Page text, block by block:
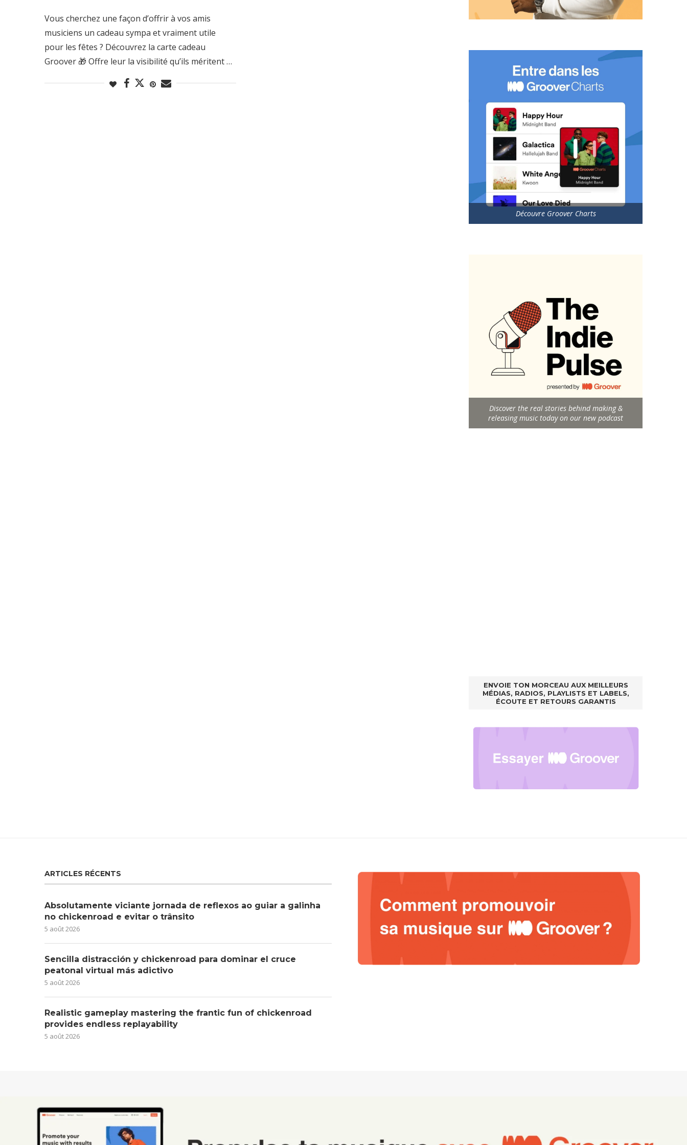
Vous cherchez une façon d’offrir à vos amis
musiciens un cadeau sympa et vraiment utile
pour les fêtes ? Découvrez la carte cadeau
Groover 🎁 Offre leur la visibilité qu’ils méritent …
Découvre Groover Charts
Discover the real stories behind making &
releasing music today on our new podcast
ENVOIE TON MORCEAU AUX MEILLEURS
MÉDIAS, RADIOS, PLAYLISTS ET LABELS,
ÉCOUTE ET RETOURS GARANTIS
ARTICLES RÉCENTS
Absolutamente viciante jornada de reflexos ao guiar a galinha
no chickenroad e evitar o trânsito
5 août 2026
Sencilla distracción y chickenroad para dominar el cruce
peatonal virtual más adictivo
5 août 2026
Realistic gameplay mastering the frantic fun of chickenroad
provides endless replayability
5 août 2026